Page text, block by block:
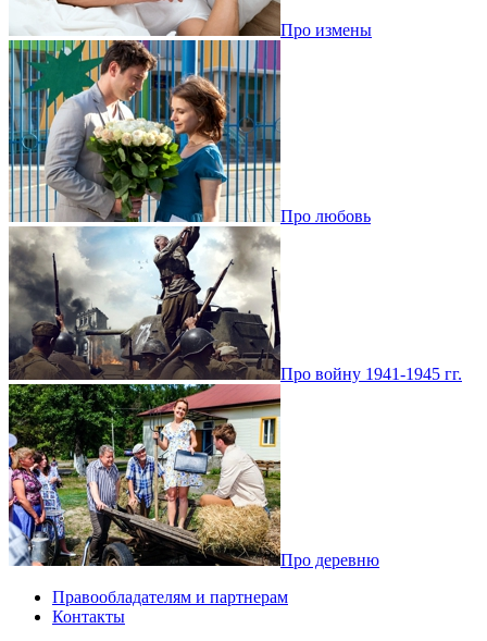
Про измены
Про любовь
Про войну 1941-1945 гг.
Про деревню
Правообладателям и партнерам
Контакты